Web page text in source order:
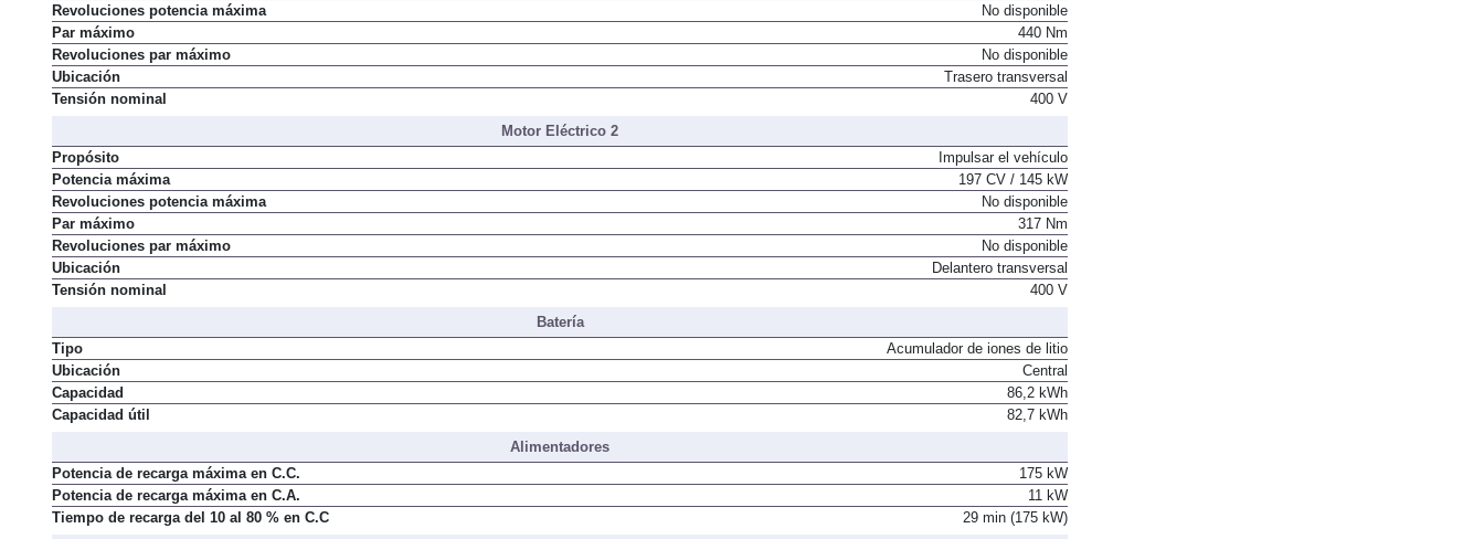
Revoluciones potencia máxima
No disponible
Par máximo
440 Nm
Revoluciones par máximo
No disponible
Ubicación
Trasero transversal
Tensión nominal
400 V
Motor Eléctrico 2
Propósito
Impulsar el vehículo
Potencia máxima
197 CV / 145 kW
Revoluciones potencia máxima
No disponible
Par máximo
317 Nm
Revoluciones par máximo
No disponible
Ubicación
Delantero transversal
Tensión nominal
400 V
Batería
Tipo
Acumulador de iones de litio
Ubicación
Central
Capacidad
86,2 kWh
Capacidad útil
82,7 kWh
Alimentadores
Potencia de recarga máxima en C.C.
175 kW
Potencia de recarga máxima en C.A.
11 kW
Tiempo de recarga del 10 al 80 % en C.C
29 min (175 kW)